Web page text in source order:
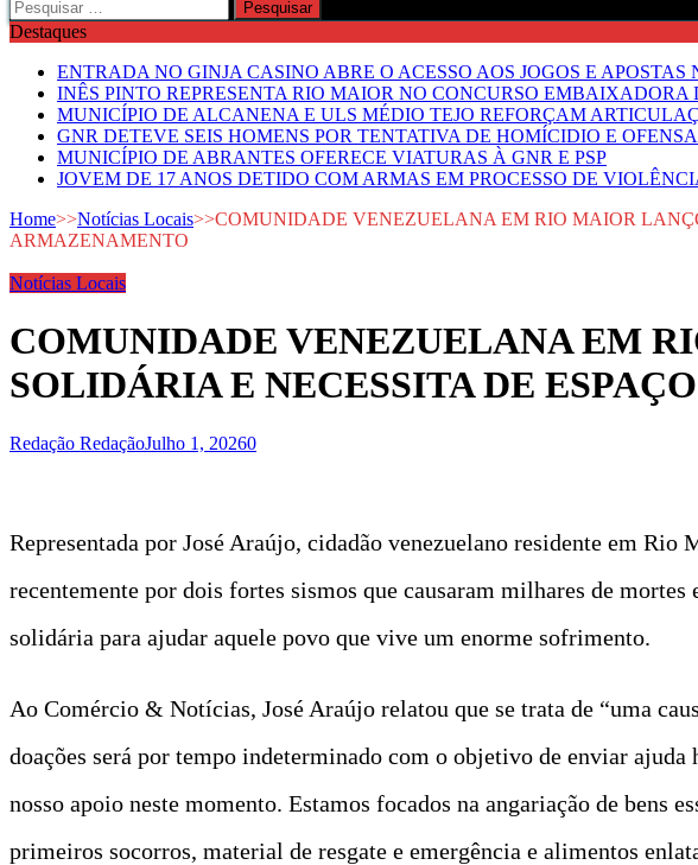
Pesquisar
por:
Destaques
ENTRADA NO GINJA CASINO ABRE O ACESSO AOS JOGOS E APOSTAS
INÊS PINTO REPRESENTA RIO MAIOR NO CONCURSO
MUNICÍPIO DE ALCANENA E ULS MÉDIO TEJO REFORÇAM
GNR DETEVE SEIS HOMENS POR TENTATIVA DE HOMÍCIDIO E
MUNICÍPIO DE ABRANTES OFERECE VIATURAS À GNR E PSP
JOVEM DE 17 ANOS DETIDO COM ARMAS EM PROCESSO DE
Home>>Notícias Locais>>COMUNIDADE VENEZUELANA EM RIO MAIOR
ARMAZENAMENTO
Notícias Locais
COMUNIDADE VENEZUELANA EM
SOLIDÁRIA E NECESSITA DE
Redação RedaçãoJulho 1, 20260
Representada por José Araújo, cidadão venezuelano residente em
recentemente por dois fortes sismos que causaram milhares de
solidária para ajudar aquele povo que vive um enorme sofrimento.
Ao Comércio & Notícias, José Araújo relatou que se trata de “uma
doações será por tempo indeterminado com o objetivo de enviar
nosso apoio neste momento. Estamos focados na angariação de
primeiros socorros, material de resgate e emergência e alimentos